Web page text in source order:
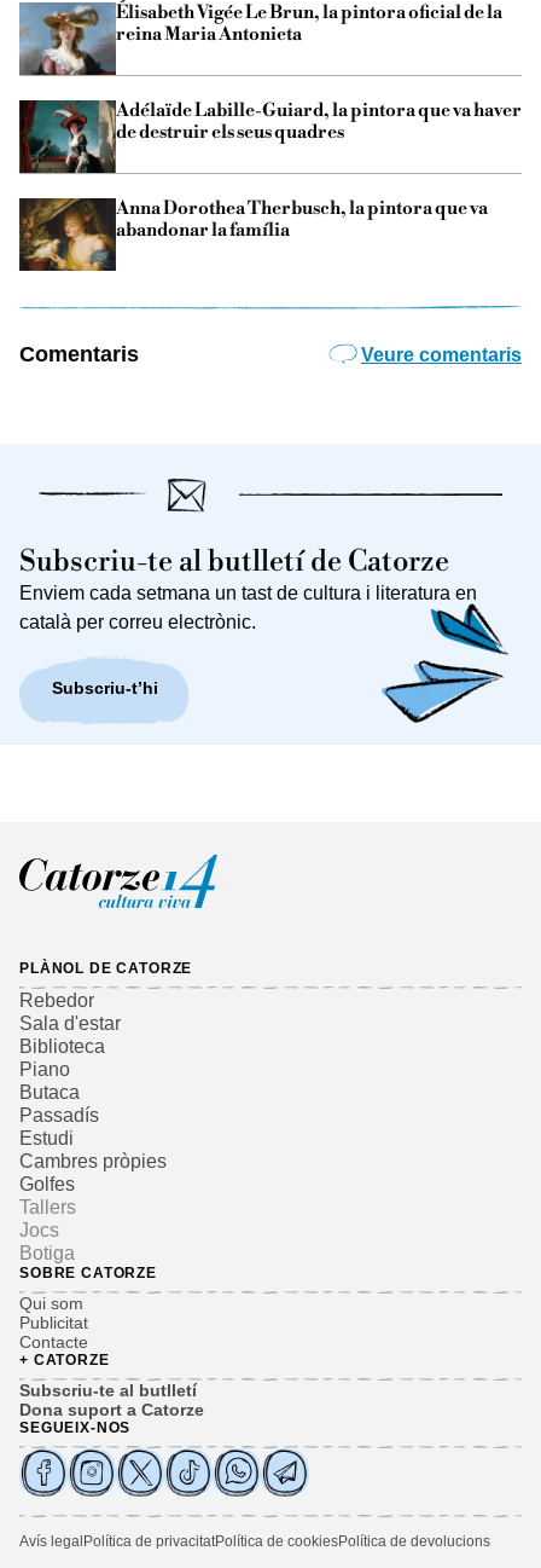
Élisabeth Vigée Le Brun, la pintora oficial de la
reina Maria Antonieta
Adélaïde Labille-Guiard, la pintora que va haver
de destruir els seus quadres
Anna Dorothea Therbusch, la pintora que va
abandonar la família
Comentaris Veure comentaris
Subscriu-te al butlletí de Catorze
Enviem cada setmana un tast de cultura i literatura en
català per correu electrònic.
Subscriu-t’hi
PLÀNOL DE CATORZE
Rebedor
Sala d'estar
Biblioteca
Piano
Butaca
Passadís
Estudi
Cambres pròpies
Golfes
Tallers
Jocs
Botiga
SOBRE CATORZE
Qui som
Publicitat
Contacte
+ CATORZE
Subscriu-te al butlletí
Dona suport a Catorze
SEGUEIX-NOS
Avís legal Política de privacitatPolítica de cookiesPolítica de devolucions